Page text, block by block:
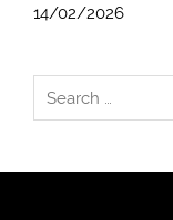
14/02/2026